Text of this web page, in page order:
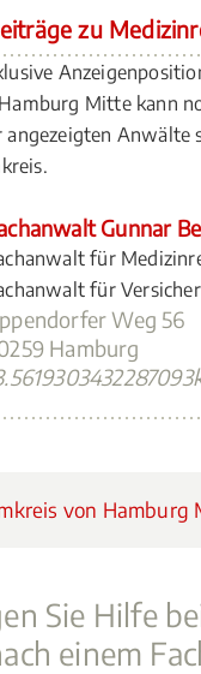
zu
Mitte kann
Anwälte
Gunnar
für
für
Weg 56
Hamburg
von Hamburg
Sie Hilfe
einem